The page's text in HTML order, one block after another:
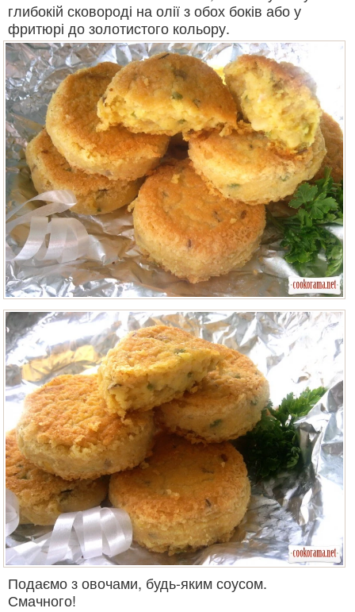
глибокій сковороді на олії з обох боків або у
фритюрі до золотистого кольору.
Подаємо з овочами, будь-яким соусом.
Смачного!